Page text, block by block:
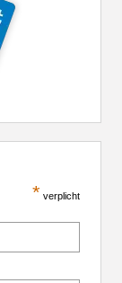
* verplicht